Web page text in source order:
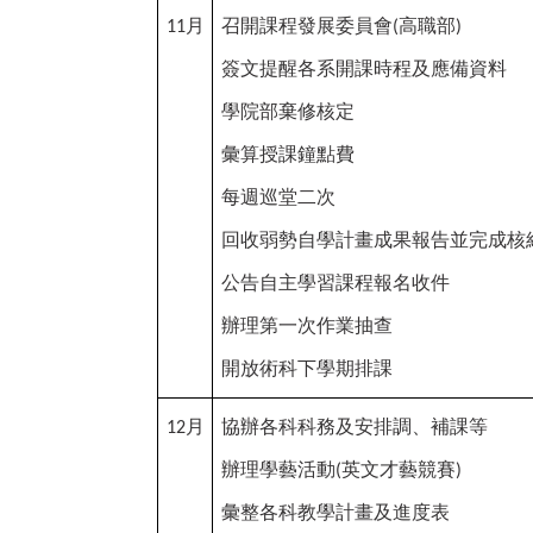
11月 召開課程發展委員會(高職部)
簽文提醒各系開課時程及應備資料
學院部棄修核定
彙算授課鐘點費
每週巡堂二次
回收弱勢自學計畫成果報告並完成核
公告自主學習課程報名收件
辦理第一次作業抽查
開放術科下學期排課
12月 協辦各科科務及安排調、補課等
辦理學藝活動(英文才藝競賽)
彙整各科教學計畫及進度表